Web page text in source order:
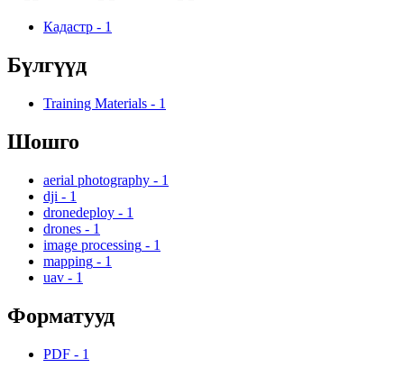
Кадастр - 1
Бүлгүүд
Training Materials - 1
Шошго
aerial photography - 1
dji - 1
dronedeploy - 1
drones - 1
image processing - 1
mapping - 1
uav - 1
Форматууд
PDF - 1